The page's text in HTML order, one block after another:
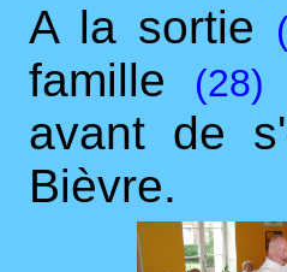
A la sortie
famille
(28)
avant de
Bièvre.